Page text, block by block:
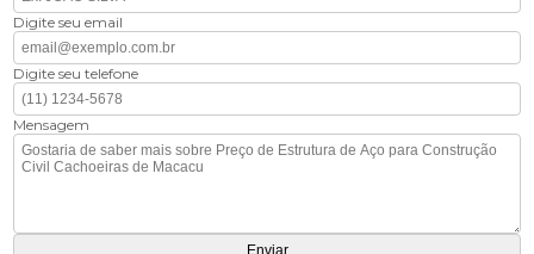
Digite seu email
Digite seu telefone
Mensagem